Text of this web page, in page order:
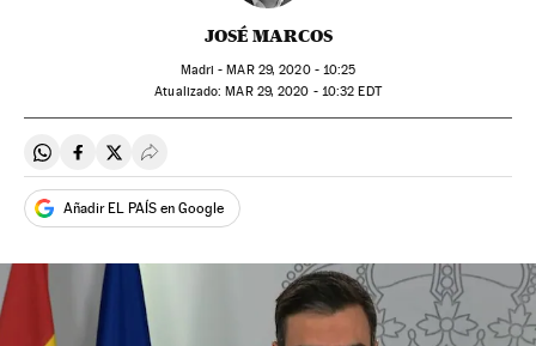
JOSÉ MARCOS
Madri -MAR29, 2020 - 10:25
atualizado: MAR29, 2020 - 10:32 EDT
Compartir en Whatsapp
Compartir en Facebook
Compartir en Twitter
Desplegar Redes Sociales
Añadir EL PAÍS en Google